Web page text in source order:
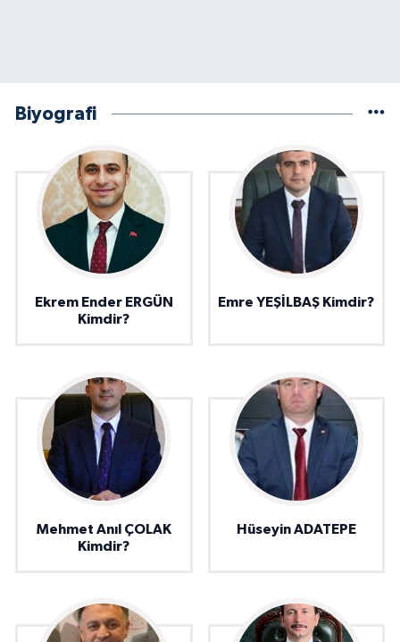
Biyografi
Ekrem Ender ERGÜN
Kimdir?
Emre YEŞİLBAŞ Kimdir?
Mehmet Anıl ÇOLAK
Kimdir?
Hüseyin ADATEPE